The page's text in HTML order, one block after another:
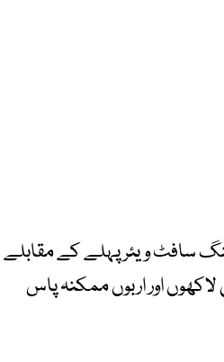
سافٹ ویئر پہلے کے مقابلے
اور اربوں ممکنہ پاس